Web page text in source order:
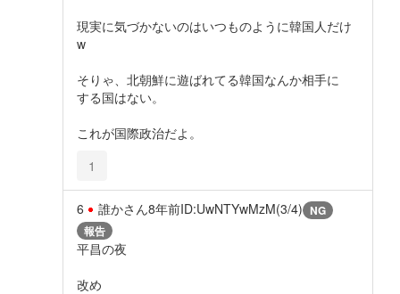
現実に気づかないのはいつものように韓国人だけ
w
そりゃ、北朝鮮に遊ばれてる韓国なんか相手に
する国はない。
これが国際政治だよ。
1
6 誰かさん8年前ID:UwNTYwMzM(3/4) NG
報告
平昌の夜
改め